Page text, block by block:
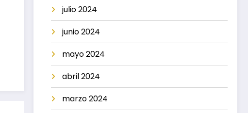
julio 2024
junio 2024
mayo 2024
abril 2024
marzo 2024